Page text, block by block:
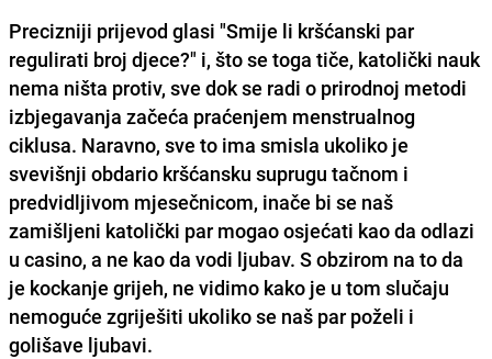
Precizniji prijevod glasi "Smije li kršćanski par
regulirati broj djece?" i, što se toga tiče, katolički nauk
nema ništa protiv, sve dok se radi o prirodnoj metodi
izbjegavanja začeća praćenjem menstrualnog
ciklusa. Naravno, sve to ima smisla ukoliko je
svevišnji obdario kršćansku suprugu tačnom i
predvidljivom mjesečnicom, inače bi se naš
zamišljeni katolički par mogao osjećati kao da odlazi
u casino, a ne kao da vodi ljubav. S obzirom na to da
je kockanje grijeh, ne vidimo kako je u tom slučaju
nemoguće zgriješiti ukoliko se naš par poželi i
golišave ljubavi.